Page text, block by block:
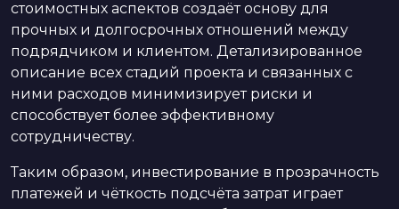
стоимостных аспектов создаёт основу для
прочных и долгосрочных отношений между
подрядчиком и клиентом. Детализированное
описание всех стадий проекта и связанных с
ними расходов минимизирует риски и
способствует более эффективному
сотрудничеству.
Таким образом, инвестирование в прозрачность
платежей и чёткость подсчёта затрат играет